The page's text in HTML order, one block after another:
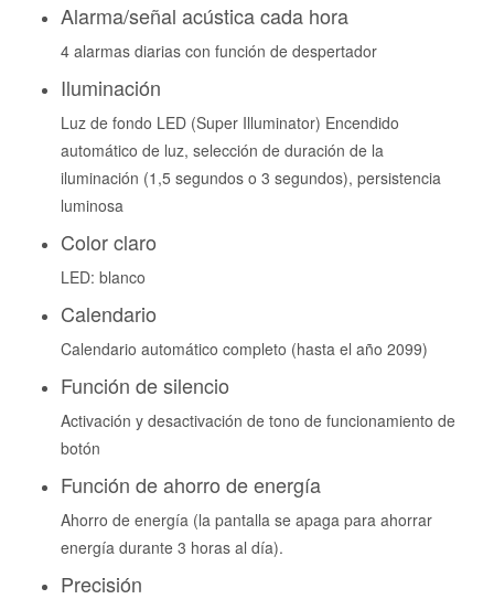
Alarma/señal acústica cada hora
4 alarmas diarias con función de despertador
Iluminación
Luz de fondo LED (Super Illuminator) Encendido
automático de luz, selección de duración de la
iluminación (1,5 segundos o 3 segundos), persistencia
luminosa
Color claro
LED: blanco
Calendario
Calendario automático completo (hasta el año 2099)
Función de silencio
Activación y desactivación de tono de funcionamiento de
botón
Función de ahorro de energía
Ahorro de energía (la pantalla se apaga para ahorrar
energía durante 3 horas al día).
Precisión